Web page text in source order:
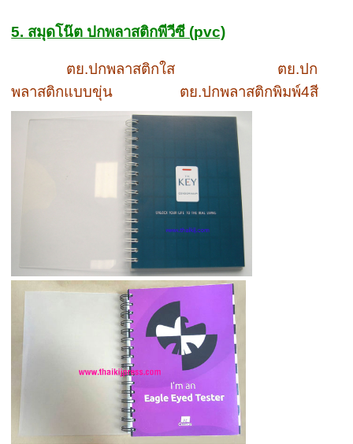
5. สมุดโน๊ต ปกพลาสติกพีวีซี (pvc)
ตย.ปกพลาสติกใส ตย.ปก
พลาสติกแบบขุ่น ตย.ปกพลาสติกพิมพ์4สี